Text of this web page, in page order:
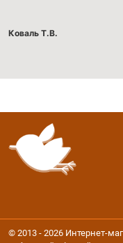
Коваль Т.В.
© 2013 - 2026 Интернет-